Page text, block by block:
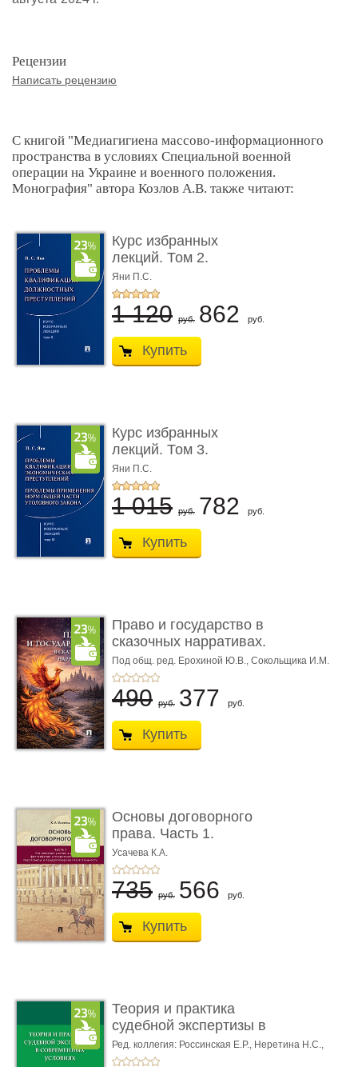
Рецензии
Написать рецензию
С книгой "Медиагигиена массово-информационного
пространства в условиях Cпециальной военной
операции на Украине и военного положения.
Монография" автора Козлов А.В. также читают:
Курс избранных
лекций. Том 2.
Проблемы квалифик ...
Яни П.С.
1 120 руб. 862 руб.
Купить
Курс избранных
лекций. Том 3.
Проблемы квалифик ...
Яни П.С.
1 015 руб. 782 руб.
Купить
Право и государство в
сказочных нарративах.
Мо ...
Под общ. ред. Ерохиной Ю.В., Сокольщика И.М.
490 руб. 377 руб.
Купить
Основы договорного
права. Часть 1.
Становление ...
Усачева К.А.
735 руб. 566 руб.
Купить
Теория и практика
судебной экспертизы в
совре� ...
Ред. коллегия: Россинская Е.Р., Неретина Н.С.,
Чернявская М.С.